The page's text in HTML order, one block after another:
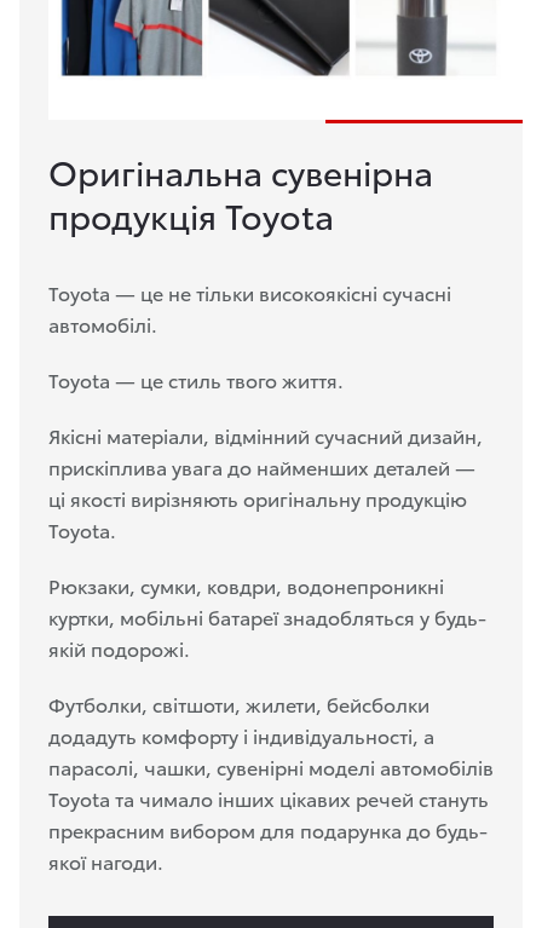
Оригінальна сувенірна
продукція Toyota
Toyota — це не тільки високоякісні сучасні
автомобілі.
Toyota — це стиль твого життя.
Якісні матеріали, відмінний сучасний дизайн,
прискіплива увага до найменших деталей —
ці якості вирізняють оригінальну продукцію
Toyota.
Рюкзаки, сумки, ковдри, водонепроникні
куртки, мобільні батареї знадобляться у будь-
якій подорожі.
Футболки, світшоти, жилети, бейсболки
додадуть комфорту і індивідуальності, а
парасолі, чашки, сувенірні моделі автомобілів
Toyota та чимало інших цікавих речей стануть
прекрасним вибором для подарунка до будь-
якої нагоди.